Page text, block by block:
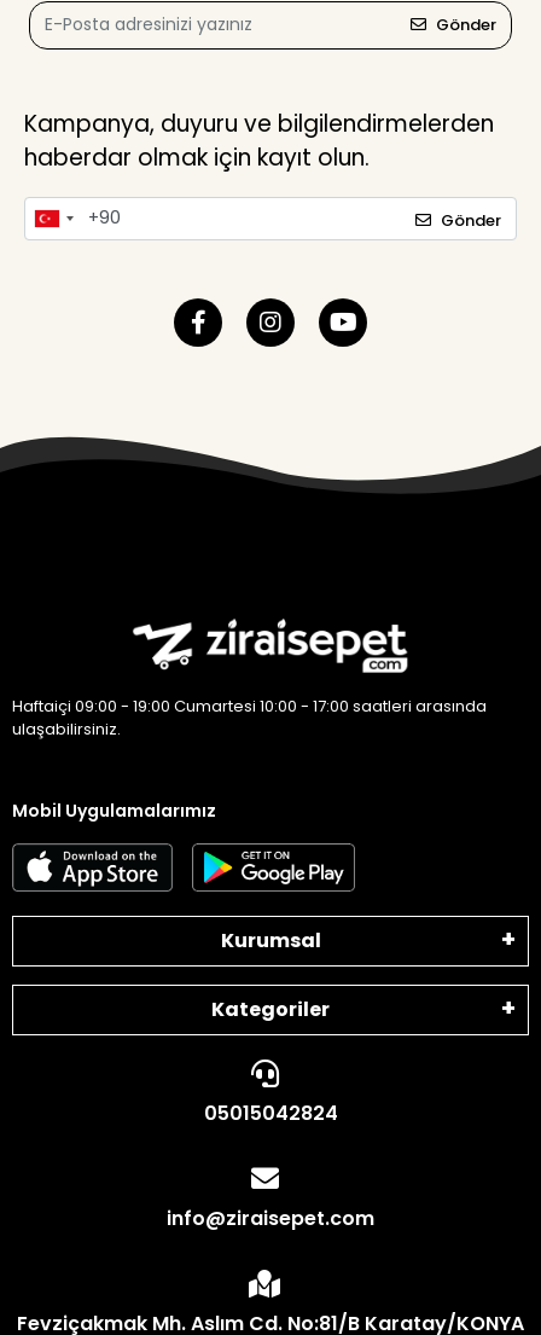
Gönder
Kampanya, duyuru ve bilgilendirmelerden
haberdar olmak için kayıt olun.
Gönder
Haftaiçi 09:00 - 19:00 Cumartesi 10:00 - 17:00 saatleri arasında
ulaşabilirsiniz.
Mobil Uygulamalarımız
Kurumsal
Kategoriler
05015042824
info@ziraisepet.com
Fevziçakmak Mh. Aslım Cd. No:81/B Karatay/KONYA